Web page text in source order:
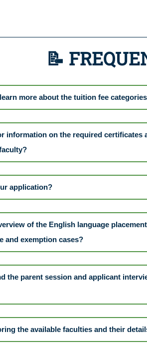
📝
more about the tuition fee
information on the required certificates
application?
of the English language
and exemption cases?
the parent session and applicant
the available faculties and their